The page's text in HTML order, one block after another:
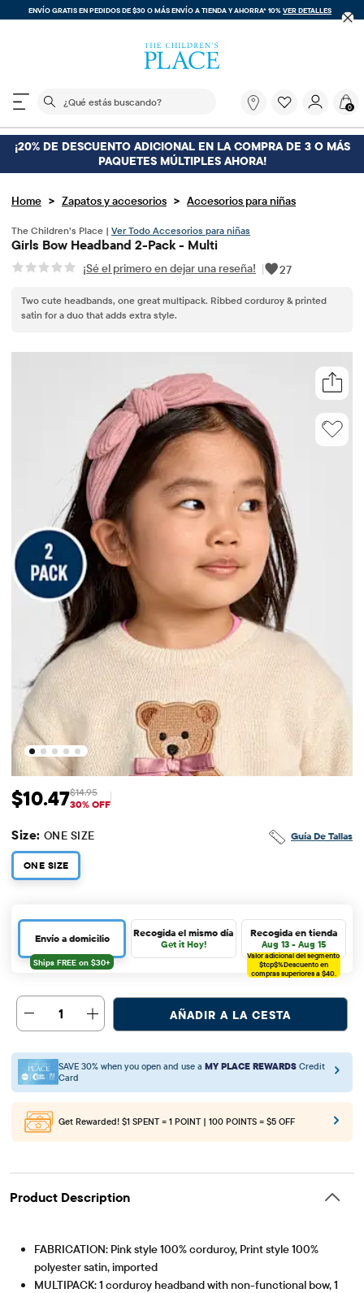
ENVÍO GRATIS EN PEDIDOS DE $30 O MÁSENVÍO A TIENDA Y AHORRA* 10%VER DETALLES
El siguiente campo de búsqueda filtra las
buscando?
0
¡20% DE DESCUENTO ADICIONAL EN LA COMPRA DE 3 O MÁS
PAQUETES MÚLTIPLES AHORA!
Home > Zapatos y accesorios > Accesorios para niñas
The Children’s Place | Ver Todo Accesorios para niñas
Girls Bow Headband 2-Pack - Multi
¡Sé el primero en dejar una reseña! | 27
Two cute headbands, one great multipack. Ribbed corduroy & printed
satin for a duo that adds extra style.
Precio de venta: $10.47
$10.47 Precio original: $14.95
$14.95
30% OFF
Guía De Tallas
Size: ONE SIZE
ONE SIZE
Envío a domicilio Recogida el mismo día
Get it Hoy!
Recogida en tienda
Aug 13 - Aug 15
Valor adicional del segmento
$tcp$%Descuento en
compras superiores a $40.
1 AÑADIR A LA CESTA
SAVE 30% when you open and use a MY PLACE REWARDS Credit
Card
Get Rewarded! $1 SPENT = 1 POINT | 100 POINTS = $5 OFF
Product Description
FABRICATION: Pink style 100% corduroy, Print style 100%
polyester satin, imported
MULTIPACK: 1 corduroy headband with non-functional bow, 1